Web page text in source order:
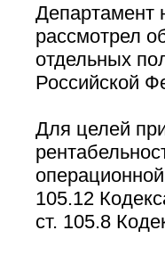
Департамент
рассмотрел
отдельных
Российской
Для целей
105.12
ст. 105.8